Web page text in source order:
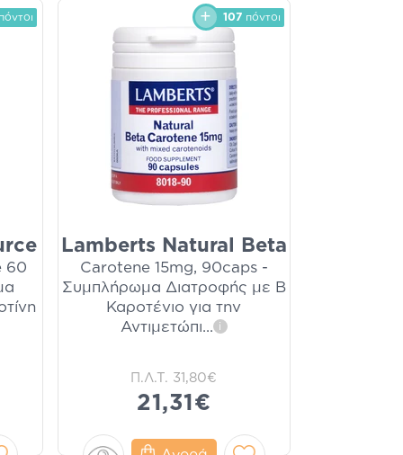
60
107πόντοι
Lamberts Natural Beta
Carotene 15mg, 90caps -
Συμπλήρωμα Διατροφής με Β
Καροτένιο για την
Αντιμετώπι... i
Π.Λ.Τ. 31,80€
21,31€